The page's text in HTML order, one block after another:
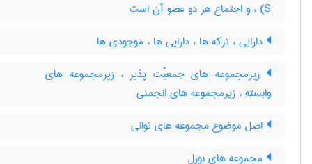
S) ، و اجتماع هر دو عضو آن است
دارایی ، ترکه ها ، دارایی ها ، موجودی ها
زیرمجموعه های جمعیّت پذیر ، زیرمجموعه های
وابسته ، زیرمجموعه های انجمنی
اصل موضوع مجموعه های توانی
مجموعه های بورل